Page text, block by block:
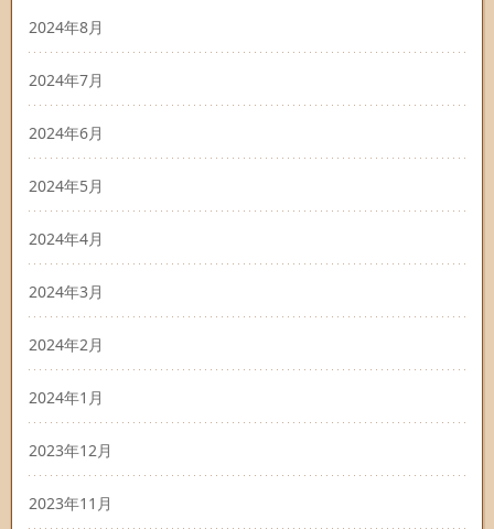
2024年8月
2024年7月
2024年6月
2024年5月
2024年4月
2024年3月
2024年2月
2024年1月
2023年12月
2023年11月